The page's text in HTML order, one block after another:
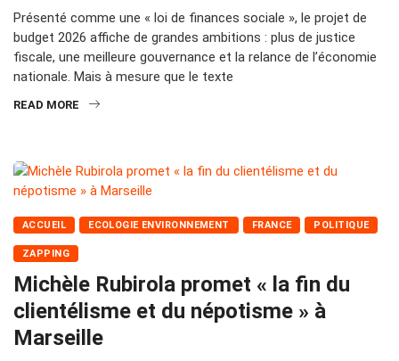
Présenté comme une « loi de finances sociale », le projet de
budget 2026 affiche de grandes ambitions : plus de justice
fiscale, une meilleure gouvernance et la relance de l’économie
nationale. Mais à mesure que le texte
READ MORE
ACCUEIL ECOLOGIE ENVIRONNEMENT FRANCE POLITIQUE
ZAPPING
Michèle Rubirola promet « la fin du
clientélisme et du népotisme » à
Marseille